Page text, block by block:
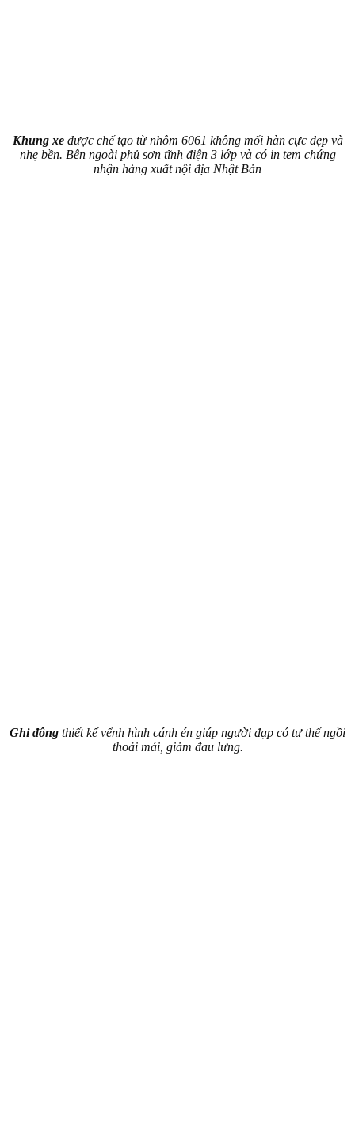
Khung xeđược chế tạo từ nhôm 6061 không mối hàn cực đẹp và
nhẹ bền. Bên ngoài phủ sơn tĩnh điện 3 lớp và có in tem chứng
nhận hàng xuất nội địa Nhật Bản
Ghi đông thiết kế vểnh hình cánh én giúp người đạp có tư thế ngồi
thoải mái, giảm đau lưng.